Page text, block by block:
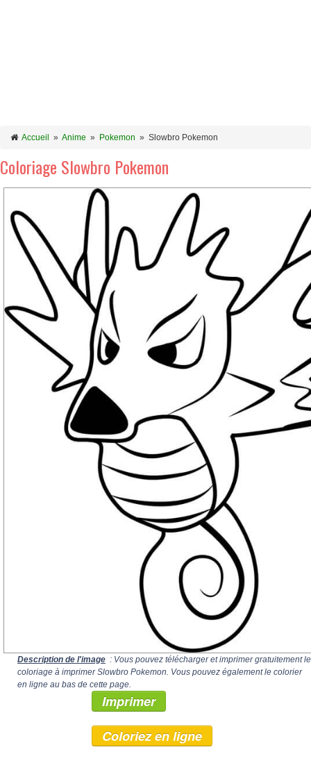
Accueil » Anime » Pokemon » Slowbro Pokemon
Coloriage Slowbro Pokemon
Description de l'image : Vous pouvez télécharger et imprimer gratuitement le
coloriage à imprimer Slowbro Pokemon. Vous pouvez également le colorier
en ligne au bas de cette page.
Imprimer
Coloriez en ligne